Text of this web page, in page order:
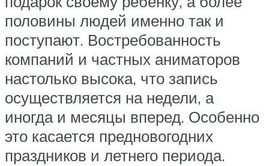
половины людей именно так и
поступают. Востребованность
компаний и частных аниматоров
настолько высока, что запись
осуществляется на недели, а
иногда и месяцы вперед. Особенно
это касается предновогодних
праздников и летнего периода.